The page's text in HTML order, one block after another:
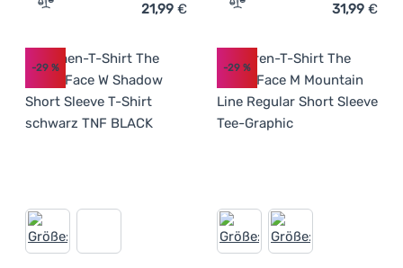
Zum Vergleich 'Herren-T-Shirt The North Face M Never
21,99 € Zum Vergleich 'Herren-T-
31,99 €
-29 % -29%